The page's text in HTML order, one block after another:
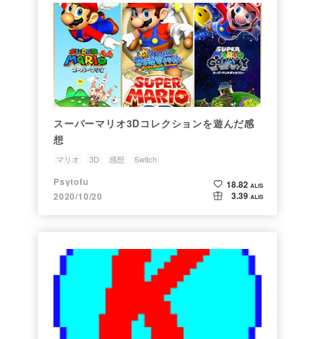
スーパーマリオ3Dコレクションを遊んだ感
想
マリオ 3D 感想 Switch
Psytofu
2020/10/20
18.82 ALIS
3.39 ALIS